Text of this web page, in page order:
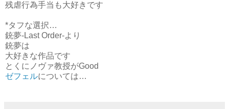
残虐行為手当も大好きです
*タフな選択…
銃夢-Last Order-より
銃夢は
大好きな作品です
とくにノヴァ教授がGood
ゼフェルについては…